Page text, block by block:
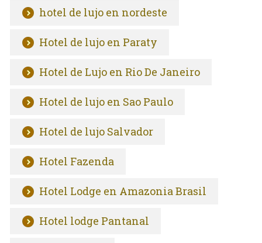
hotel de lujo en nordeste
Hotel de lujo en Paraty
Hotel de Lujo en Rio De Janeiro
Hotel de lujo en Sao Paulo
Hotel de lujo Salvador
Hotel Fazenda
Hotel Lodge en Amazonia Brasil
Hotel lodge Pantanal